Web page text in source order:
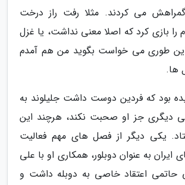
می کردند. مثلا رفت راز درخت
بازی کرد که اصلا معنی نداشت، یا غزل
این طوری می خواست بگوید من هم آمدم
ها.
بود که فردین دوست داشت جلیلوند به
دیگری جز او صحبت نکند، هرچند این
یکی دیگر از فصل های مهم فعالیت
ایران به عنوان دوبلور، همکاری او با علی
حاتمی اعتقاد خاصی به دوبله داشت و